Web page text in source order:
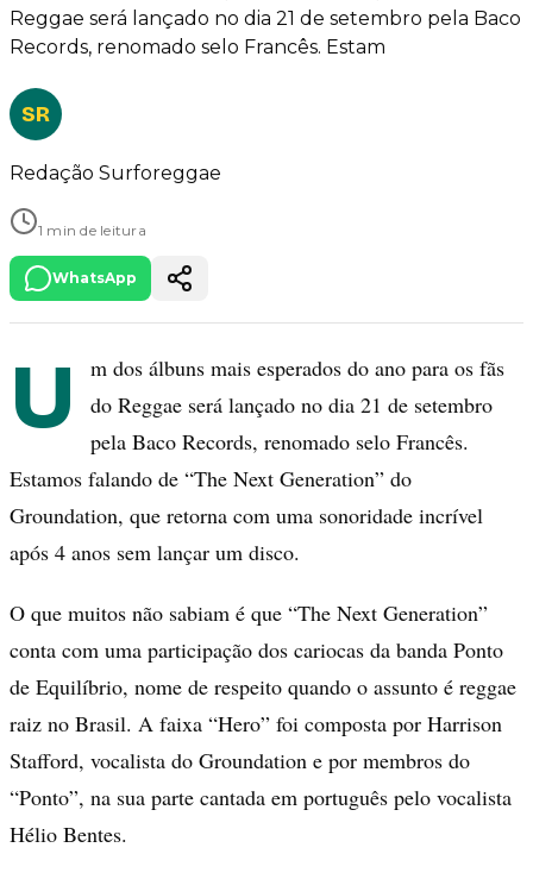
Reggae será lançado no dia 21 de setembro pela Baco
Records, renomado selo Francês. Estam
SR
Redação Surforeggae
1 min de leitura
WhatsApp
U
m dos álbuns mais esperados do ano para os fãs
do Reggae será lançado no dia 21 de setembro
pela Baco Records, renomado selo Francês.
Estamos falando de “The Next Generation” do
Groundation, que retorna com uma sonoridade incrível
após 4 anos sem lançar um disco.
O que muitos não sabiam é que “The Next Generation”
conta com uma participação dos cariocas da banda Ponto
de Equilíbrio, nome de respeito quando o assunto é reggae
raiz no Brasil. A faixa “Hero” foi composta por Harrison
Stafford, vocalista do Groundation e por membros do
“Ponto”, na sua parte cantada em português pelo vocalista
Hélio Bentes.